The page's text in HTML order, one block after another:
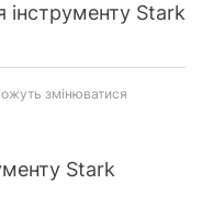
Stark
змінюватися
Stark